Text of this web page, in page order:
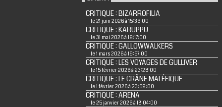
CRITIQUE : BIZARROFILIA
le 21 juin 2026 à 15:36:00
CRITIQUE : KARUPPU
le 31 mai 2026 à 19:17:00
CRITIQUE : GALLOWWALKERS
le 1 mars 2026 à 19:57:00
CRITIQUE : LES VOYAGES DE GULLIVER
le 15 février 2026 à 23:28:00
CRITIQUE : LE CRÂNE MALÉFIQUE
le 1 février 2026 à 23:59:00
CRITIQUE : ARENA
le 25 janvier 2026 à 18:04:00